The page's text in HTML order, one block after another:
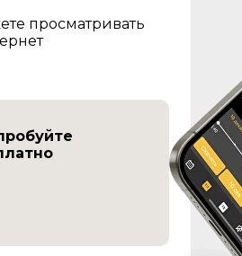
просматривать